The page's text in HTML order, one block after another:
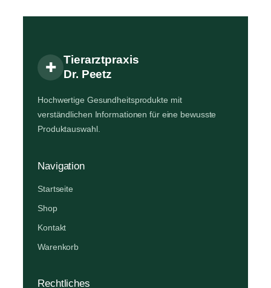
✚ Tierarztpraxis
Dr. Peetz
Hochwertige Gesundheitsprodukte mit
verständlichen Informationen für eine bewusste
Produktauswahl.
Navigation
Startseite
Shop
Kontakt
Warenkorb
Rechtliches